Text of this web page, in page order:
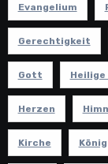
Evangelium
Gerechtigkeit
Gott Heilige
Herzen
Kirche König